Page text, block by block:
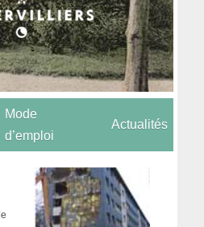
Mode
d’emploi
Actualités